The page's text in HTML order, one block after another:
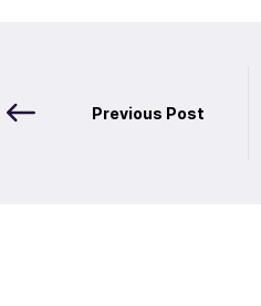
Previous Post